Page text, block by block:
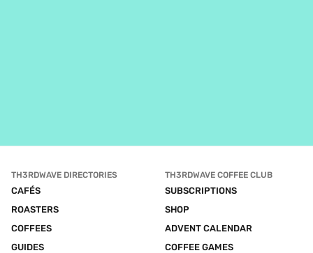
TH3RDWAVE DIRECTORIES
CAFÉS
ROASTERS
COFFEES
GUIDES
TH3RDWAVE COFFEE CLUB
SUBSCRIPTIONS
SHOP
ADVENT CALENDAR
COFFEE GAMES